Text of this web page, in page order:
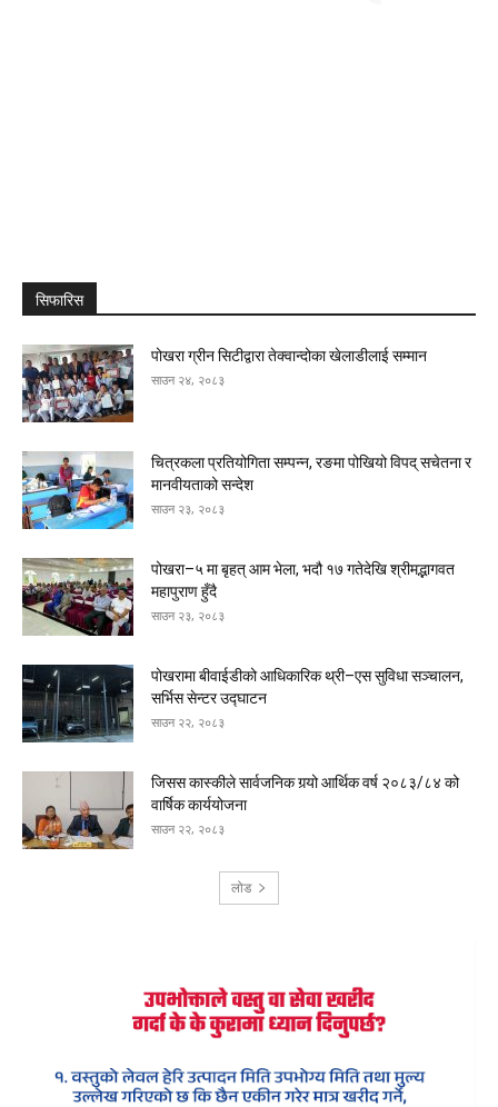
सिफारिस
पोखरा ग्रीन सिटीद्वारा तेक्वान्दोका खेलाडीलाई सम्मान
साउन २४, २०८३
चित्रकला प्रतियोगिता सम्पन्न, रङमा पोखियो विपद् सचेतना र
मानवीयताको सन्देश
साउन २३, २०८३
पोखरा–५ मा बृहत् आम भेला, भदौ १७ गतेदेखि श्रीमद्भागवत
महापुराण हुँदै
साउन २३, २०८३
पोखरामा बीवाईडीको आधिकारिक थ्री–एस सुविधा सञ्चालन,
सर्भिस सेन्टर उद्घाटन
साउन २२, २०८३
जिसस कास्कीले सार्वजनिक गर्‍यो आर्थिक वर्ष २०८३/८४ को
वार्षिक कार्ययोजना
साउन २२, २०८३
लोड